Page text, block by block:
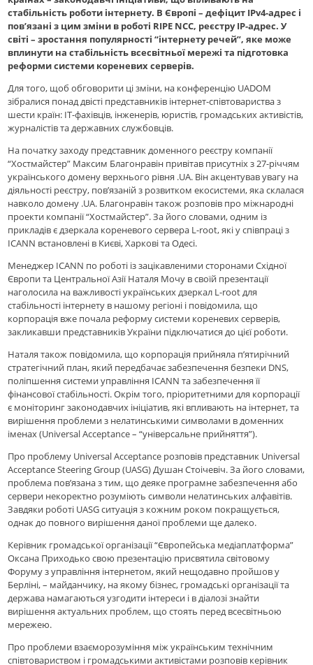
стабільність роботи інтернету. В Європі – дефіцит IPv4-адрес і
пов’язані з цим зміни в роботі RIPE NCC, реєстру IP-адрес. У
світі – зростання популярності “інтернету речей”, яке може
вплинути на стабільність всесвітньої мережі та підготовка
реформи системи кореневих серверів.
Для того, щоб обговорити ці зміни, на конференцію UADOM
зібралися понад двісті представників інтернет-співтовариства з
шести країн: IT-фахівців, інженерів, юристів, громадських активістів,
журналістів та державних службовців.
На початку заходу представник доменного реєстру компанії
“Хостмайстер” Максим Благонравін привітав присутніх з 27-річчям
українського домену верхнього рівня .UA. Він акцентував увагу на
діяльності реєстру, пов’язаній з розвитком екосистеми, яка склалася
навколо домену .UA. Благонравін також розповів про міжнародні
проекти компанії “Хостмайстер”. За його словами, одним із
прикладів є дзеркала кореневого сервера L-root, які у співпраці з
ICANN встановлені в Києві, Харкові та Одесі.
Менеджер ICANN по роботі із зацікавленими сторонами Східної
Європи та Центральної Азії Наталя Мочу в своїй презентації
наголосила на важливості українських дзеркал L-root для
стабільності інтернету в нашому регіоні і повідомила, що
корпорація вже почала реформу системи кореневих серверів,
закликавши представників України підключатися до цієї роботи.
Наталя також повідомила, що корпорація прийняла п’ятирічний
стратегічний план, який передбачає забезпечення безпеки DNS,
поліпшення системи управління ICANN та забезпечення її
фінансової стабільності. Окрім того, пріоритетними для корпорації
є моніторинг законодавчих ініціатив, які впливають на інтернет, та
вирішення проблеми з нелатинськими символами в доменних
іменах (Universal Acceptance – “універсальне прийняття”).
Про проблему Universal Acceptance розповів представник Universal
Acceptance Steering Group (UASG) Душан Стоічевіч. За його словами,
проблема пов’язана з тим, що деяке програмне забезпечення або
сервери некоректно розуміють символи нелатинських алфавітів.
Завдяки роботі UASG ситуація з кожним роком покращується,
однак до повного вирішення даної проблеми ще далеко.
Керівник громадської організації “Європейська медіаплатформа”
Оксана Приходько свою презентацію присвятила світовому
Форуму з управління інтернетом, який нещодавно пройшов у
Берліні, – майданчику, на якому бізнес, громадські організації та
держава намагаються узгодити інтереси і в діалозі знайти
вирішення актуальних проблем, що стоять перед всесвітньою
мережею.
Про проблеми взаєморозуміння між українським технічним
співтовариством і громадськими активістами розповів керівник